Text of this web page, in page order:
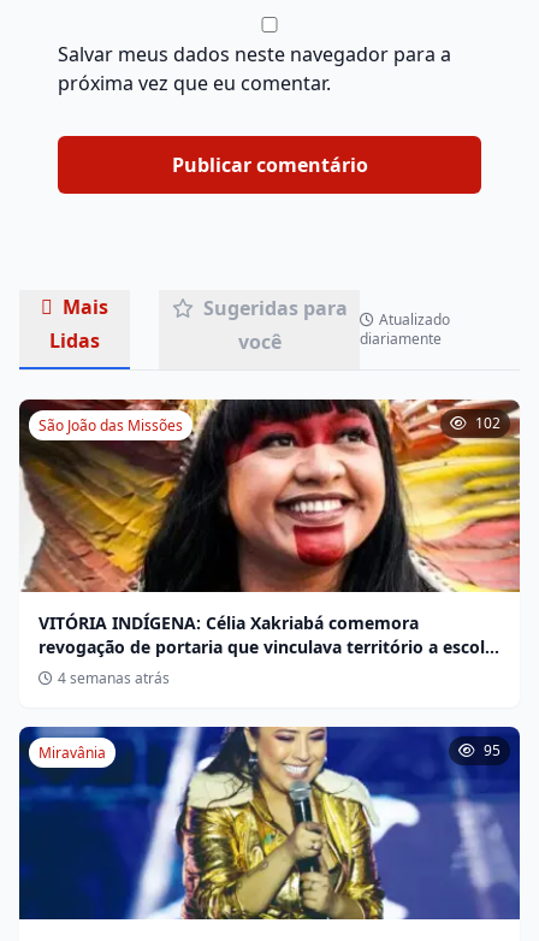
Salvar meus dados neste navegador para a
próxima vez que eu comentar.
Mais
Lidas
Sugeridas para
você
Atualizado
diariamente
São João das Missões 102
VITÓRIA INDÍGENA: Célia Xakriabá comemora
revogação de portaria que vinculava território a escola
não indígena
4 semanas atrás
Miravânia 95